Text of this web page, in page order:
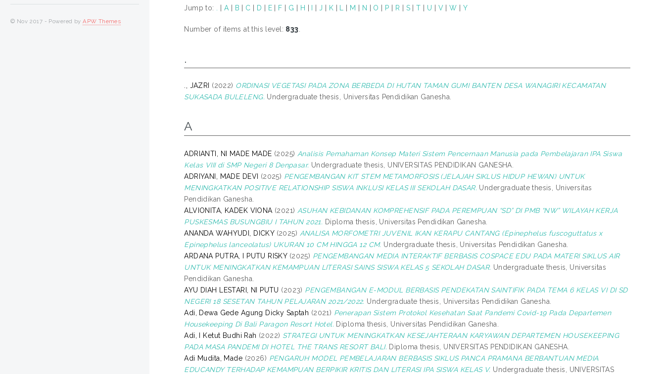
Jump to: | A | B | C | D | E | F | G | H | I | J | K | L | M | N | O | P | R | S|T | U | V |W | Y
Number of items at this level: 833
.
., JAZRI (2022) ORDINASI VEGETASI PADA ZONA BERBEDA DI HUTAN TAMAN GUMI BANTEN DESA WANAGIRI KECAMATAN
SUKASADA BULELENG. Undergraduate thesis, Universitas Pendidikan Ganesha.
A
ADRIANTI, NI MADE MADE (2025) Analisis Pemahaman Konsep Materi Sistem Pencernaan Manusia pada Pembelajaran IPA Siswa
Kelas VIII di SMP Negeri 8 Denpasar. Undergraduate thesis, UNIVERSITAS PENDIDIKAN GANESHA.
ADRIYANI, MADE DEVI (2025) PENGEMBANGAN KIT STEM METAMORFOSIS (JELAJAH SIKLUS HIDUP HEWAN) UNTUK
MENINGKATKAN POSITIVE RELATIONSHIP SISWA INKLUSI KELAS III SEKOLAH DASAR. Undergraduate thesis, Universitas
Pendidikan Ganesha.
ALVIONITA, KADEK VIONA (2021) ASUHAN KEBIDANAN KOMPREHENSIF PADA PEREMPUAN “SD” DI PMB “NW” WILAYAH KERJA
PUSKESMAS BUSUNGBIU I TAHUN 2021. Diploma thesis, Universitas Pendidikan Ganesha.
ANANDA WAHYUDI, DICKY(2025) ANALISA MORFOMETRI JUVENIL IKAN KERAPU CANTANG (Epinephelus fuscoguttatus x
Epinephelus lanceolatus) UKURAN 10 CM HINGGA 12 CM. Undergraduate thesis, Universitas Pendidikan Ganesha.
ARDANA PUTRA, I PUTU RISKY(2025) PENGEMBANGAN MEDIA INTERAKTIF BERBASIS COSPACE EDU PADA MATERI SIKLUS AIR
UNTUK MENINGKATKAN KEMAMPUAN LITERASI SAINS SISWA KELAS 5 SEKOLAH DASAR. Undergraduate thesis, Universitas
Pendidikan Ganesha.
AYU DIAH LESTARI, NI PUTU (2023) PENGEMBANGAN E-MODUL BERBASIS PENDEKATAN SAINTIFIK PADA TEMA 6 KELAS VI DI SD
NEGERI 18 SESETAN TAHUN PELAJARAN 2021/2022. Undergraduate thesis, Universitas Pendidikan Ganesha.
Adi, Dewa Gede Agung Dicky Saptah (2021) Penerapan Sistem Protokol Kesehatan Saat Pandemi Covid-19 Pada Departemen
Housekeeping Di Bali Paragon Resort Hotel. Diploma thesis, Universitas Pendidikan Ganesha.
Adi, I Ketut Budhi Rah (2022) STRATEGI UNTUK MENINGKATKAN KESEJAHTERAAN KARYAWAN DEPARTEMEN HOUSEKEEPING
PADA MASA PANDEMI DI HOTEL THE TRANS RESORT BALI. Diploma thesis, UNIVERSITAS PENDIDIKAN GANESHA.
Adi Mudita, Made (2026) PENGARUH MODEL PEMBELAJARAN BERBASIS SIKLUS PANCA PRAMANA BERBANTUAN MEDIA
EDUCANDY TERHADAP KEMAMPUAN BERPIKIR KRITIS DAN LITERASI IPA SISWA KELAS V. Undergraduate thesis, UNIVERSITAS
© Nov 2017 - Powered byAPW Themes